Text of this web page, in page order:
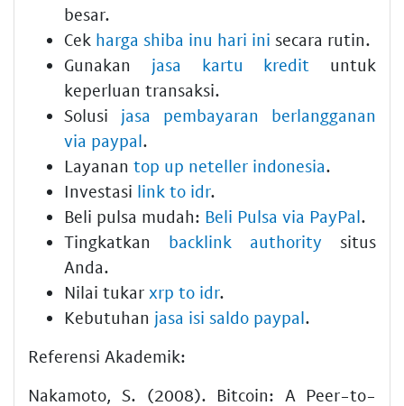
besar.
Cek harga shiba inu hari ini secara rutin.
Gunakan jasa kartu kredit untuk
keperluan transaksi.
Solusi jasa pembayaran berlangganan
via paypal.
Layanan top up neteller indonesia.
Investasi link to idr.
Beli pulsa mudah: Beli Pulsa via PayPal.
Tingkatkan backlink authority situs
Anda.
Nilai tukar xrp to idr.
Kebutuhan jasa isi saldo paypal.
Referensi Akademik:
Nakamoto, S. (2008). Bitcoin: A Peer-to-